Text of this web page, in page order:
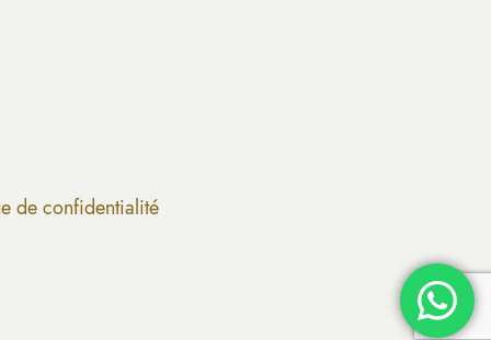
de confidentialité